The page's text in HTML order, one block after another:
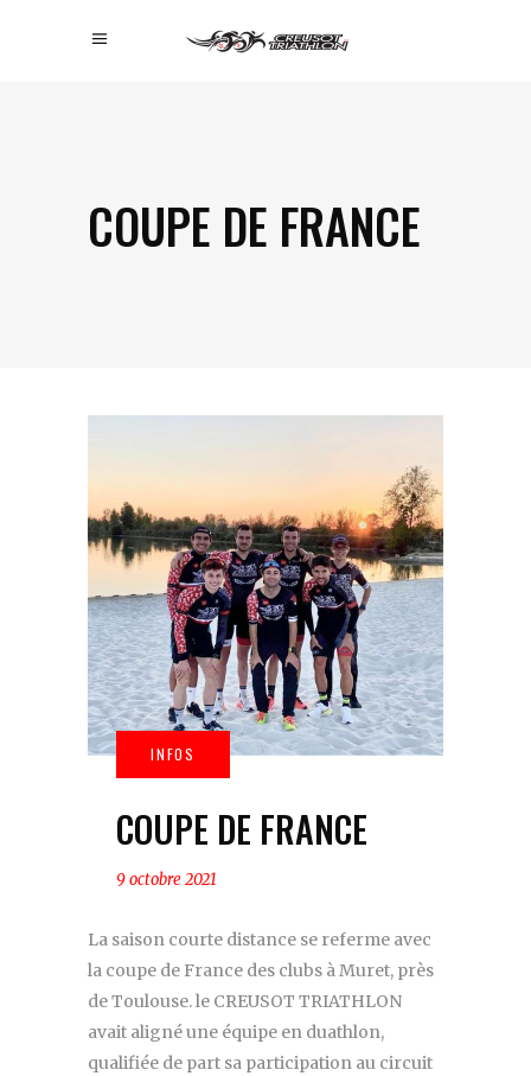
COUPE DE FRANCE
COUPE DE FRANCE
9 octobre 2021
La saison courte distance se referme avec
la coupe de France des clubs à Muret, près
de Toulouse. le CREUSOT TRIATHLON
avait aligné une équipe en duathlon,
qualifiée de part sa participation au circuit